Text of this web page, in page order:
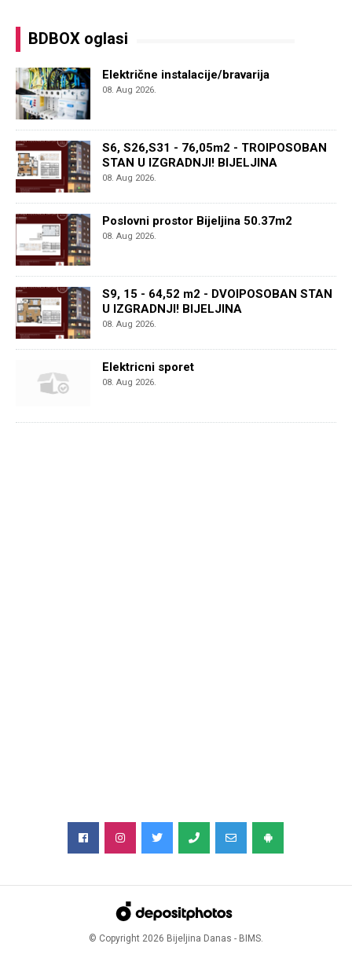
BDBOX oglasi
Električne instalacije/bravarija
08. Aug 2026.
S6, S26,S31 - 76,05m2 - TROIPOSOBAN
STAN U IZGRADNJI! BIJELJINA
08. Aug 2026.
Poslovni prostor Bijeljina 50.37m2
08. Aug 2026.
S9, 15 - 64,52 m2 - DVOIPOSOBAN STAN
U IZGRADNJI! BIJELJINA
08. Aug 2026.
Elektricni sporet
08. Aug 2026.
© Copyright 2026 Bijeljina Danas - BIMS.